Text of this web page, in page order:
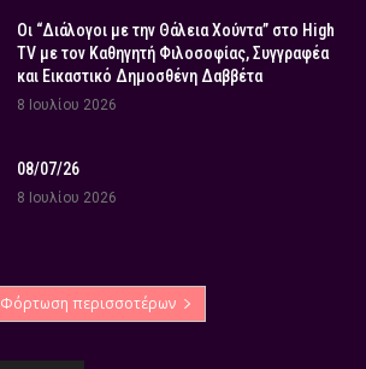
Οι “Διάλογοι με την Θάλεια Χούντα” στο High
TV με τον Καθηγητή Φιλοσοφίας, Συγγραφέα
και Εικαστικό Δημοσθένη Δαββέτα
8 Ιουλίου 2026
08/07/26
8 Ιουλίου 2026
Φόρτωση περισσοτέρων